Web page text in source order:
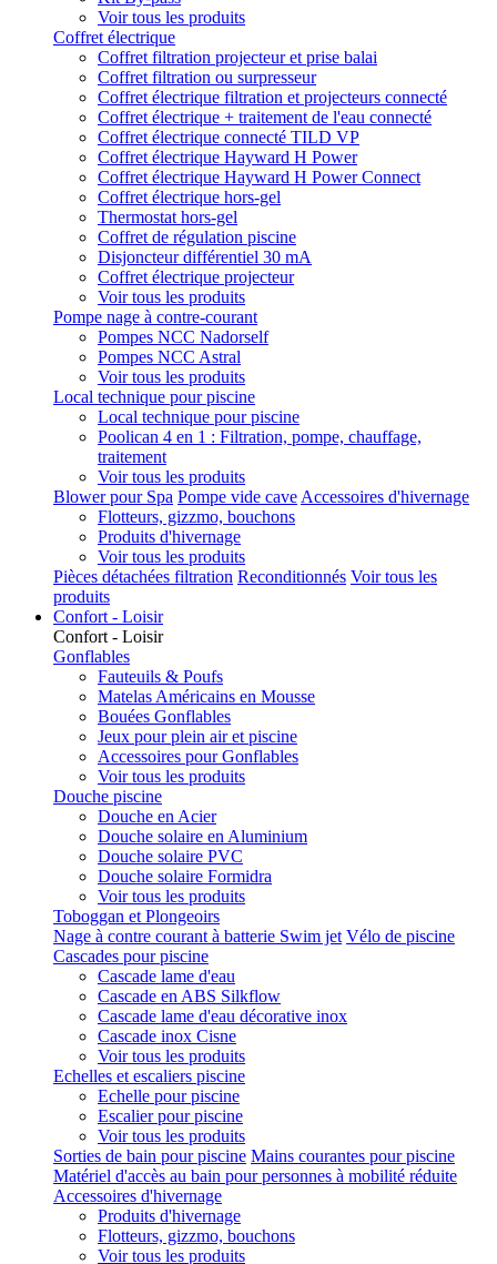
Voir tous les produits
Coffret électrique
Coffret filtration projecteur et prise balai
Coffret filtration ou surpresseur
Coffret électrique filtration et projecteurs connecté
Coffret électrique + traitement de l'eau connecté
Coffret électrique connecté TILD VP
Coffret électrique Hayward H Power
Coffret électrique Hayward H Power Connect
Coffret électrique hors-gel
Thermostat hors-gel
Coffret de régulation piscine
Disjoncteur différentiel 30 mA
Coffret électrique projecteur
Voir tous les produits
Pompe nage à contre-courant
Pompes NCC Nadorself
Pompes NCC Astral
Voir tous les produits
Local technique pour piscine
Local technique pour piscine
Poolican 4 en 1 : Filtration, pompe, chauffage,
traitement
Voir tous les produits
Blower pour Spa Pompe vide cave Accessoires d'hivernage
Flotteurs, gizzmo, bouchons
Produits d'hivernage
Voir tous les produits
Pièces détachées filtration Reconditionnés Voir tous les
produits
Confort - Loisir
Confort - Loisir
Gonflables
Fauteuils & Poufs
Matelas Américains en Mousse
Bouées Gonflables
Jeux pour plein air et piscine
Accessoires pour Gonflables
Voir tous les produits
Douche piscine
Douche en Acier
Douche solaire en Aluminium
Douche solaire PVC
Douche solaire Formidra
Voir tous les produits
Toboggan et Plongeoirs
Nage à contre courant à batterie Swim jet Vélo de piscine
Cascades pour piscine
Cascade lame d'eau
Cascade en ABS Silkflow
Cascade lame d'eau décorative inox
Cascade inox Cisne
Voir tous les produits
Echelles et escaliers piscine
Echelle pour piscine
Escalier pour piscine
Voir tous les produits
Sorties de bain pour piscine Mains courantes pour piscine
Matériel d'accès au bain pour personnes à mobilité réduite
Accessoires d'hivernage
Produits d'hivernage
Flotteurs, gizzmo, bouchons
Voir tous les produits